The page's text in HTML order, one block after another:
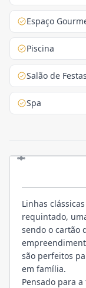
Espaço
Piscina
Salão de Festas
Spa
Linhas
requintado,
sendo o cartão
são perfeitos
em família.
Pensado para